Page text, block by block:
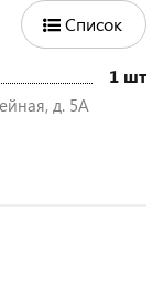
Список
1 шт
д. 5А